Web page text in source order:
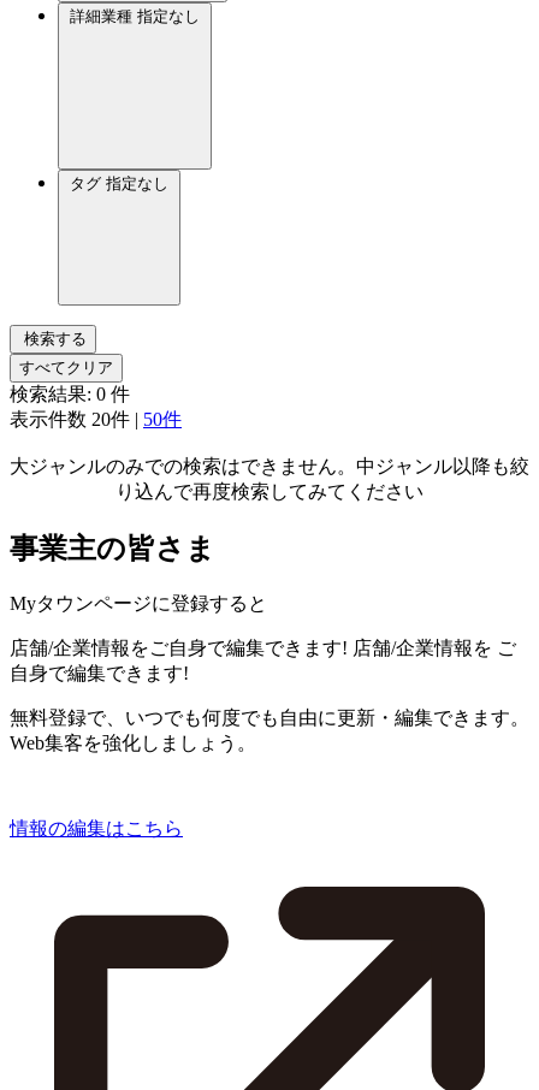
詳細業種 指定なし
タグ 指定なし
検索する
すべてクリア
検索結果: 0 件
表示件数 20件 | 50件
大ジャンルのみでの検索はできません。中ジャンル以降も絞
り込んで再度検索してみてください
事業主の皆さま
Myタウンページに登録すると
店舗/企業情報をご自身で編集できます! 店舗/企業情報を ご
自身で編集できます!
無料登録で、いつでも何度でも自由に更新・編集できます。
Web集客を強化しましょう。
情報の編集はこちら